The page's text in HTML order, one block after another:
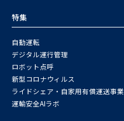
特集
自動運転
デジタル運行管理
ロボット点呼
新型コロナウィルス
ライドシェア・自家用有償運送事業
運輸安全AIラボ